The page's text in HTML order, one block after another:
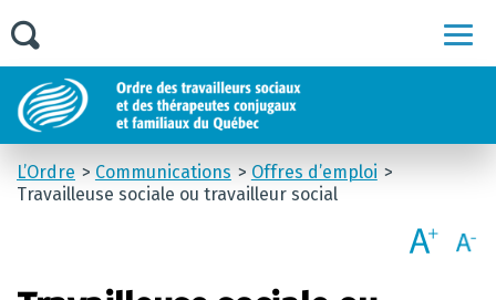
L’Ordre Communications
Offres d’emploi
Travailleuse sociale ou travailleur social